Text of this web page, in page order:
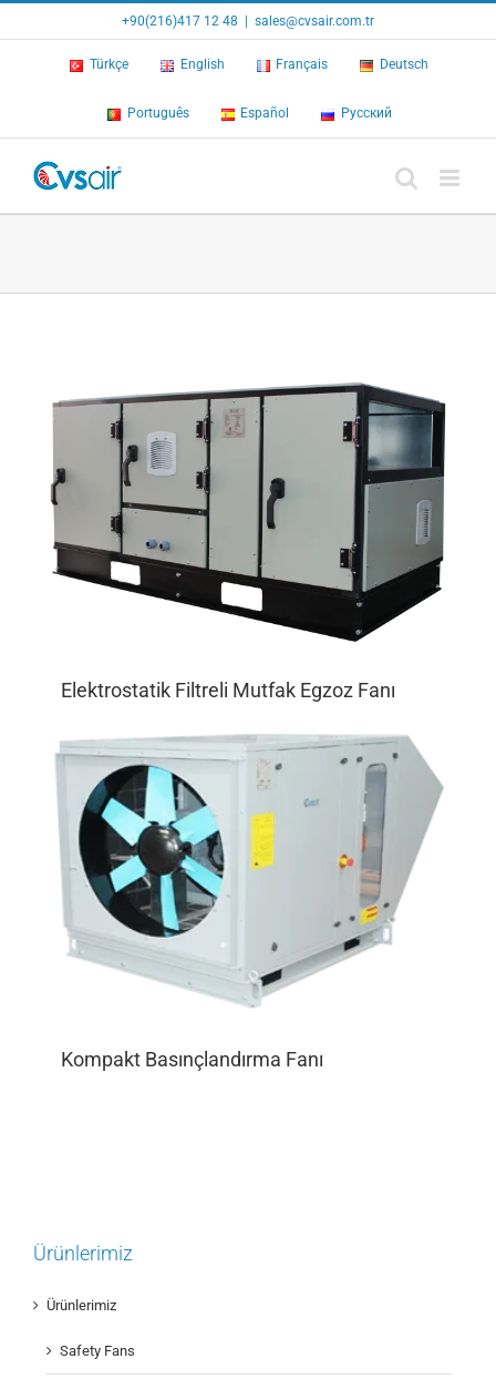
+90(216)417 12 48 sales@cvsair.com.tr
Türkçe English Français Deutsch
Português Español Русский
Elektrostatik Filtreli Mutfak Egzoz Fanı
Kompakt Basınçlandırma Fanı
Ürünlerimiz
Ürünlerimiz
Safety Fans